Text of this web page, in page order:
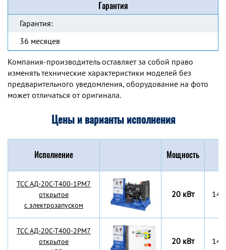
Гарантия
Гарантия:
36 месяцев
Компания-производитель оставляет за собой право
изменять технические характеристики моделей без
предварительного уведомления, оборудование на фото
может отличаться от оригинала.
Цены и варианты исполнения
Исполнение Мощность
TCC АД-20С-Т400-1РМ7
открытое
с электрозапуском
20 кВт
TCC АД-20С-Т400-2РМ7
открытое
20 кВт